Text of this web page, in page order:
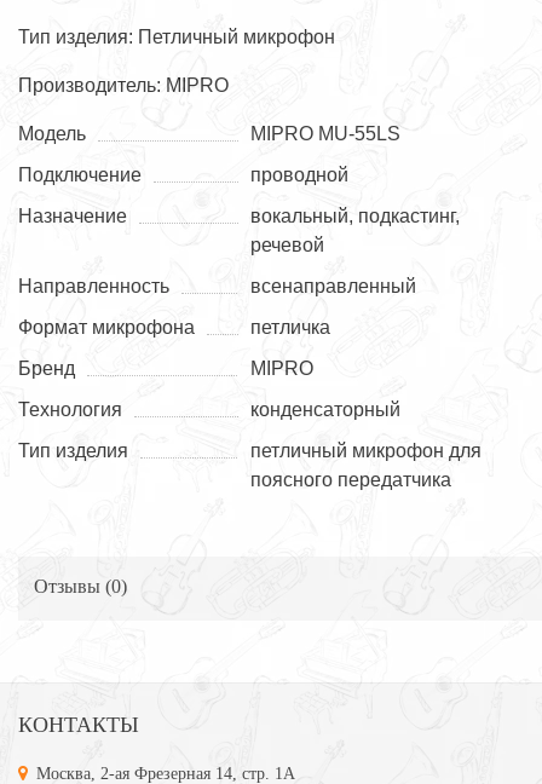
Тип изделия: Петличный микрофон
Производитель: MIPRO
Модель
MIPRO MU-55LS
Подключение
проводной
Назначение
вокальный, подкастинг,
речевой
Направленность
всенаправленный
Формат микрофона
петличка
Бренд
MIPRO
Технология
конденсаторный
Тип изделия
петличный микрофон для
поясного передатчика
Отзывы (0)
КОНТАКТЫ
Москва, 2-ая Фрезерная 14, стр. 1А